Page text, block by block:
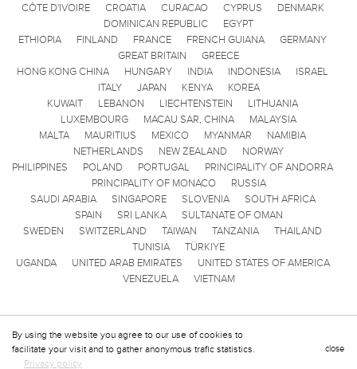
close
By using the website you agree to our use of cookies to
facilitate your visit and to gather anonymous trafic statistics.
Privacy policy
CÔTE D'IVOIRE
CROATIA CURACAO CYPRUS
DENMARK
DOMINICAN REPUBLIC
EGYPT
ETHIOPIA
FINLAND FRANCE FRENCH GUIANA
GERMANY
GREAT BRITAIN
GREECE
HONG KONG CHINA
HUNGARY INDIA INDONESIA
ISRAEL
ITALY
JAPAN KENYA
KOREA
KUWAIT
LEBANON LIECHTENSTEIN
LITHUANIA
LUXEMBOURG
MACAU SAR, CHINA
MALAYSIA
MALTA
MAURITIUS MEXICO MYANMAR
NAMIBIA
NETHERLANDS
NEW ZEALAND
NORWAY
PHILIPPINES
POLAND PORTUGAL
PRINCIPALITY OF ANDORRA
PRINCIPALITY OF MONACO
RUSSIA
SAUDI ARABIA
SINGAPORE SLOVENIA
SOUTH AFRICA
SPAIN
SRI LANKA
SULTANATE OF OMAN
SWEDEN
SWITZERLAND TAIWAN TANZANIA
THAILAND
TUNISIA
TÜRKIYE
UGANDA
UNITED ARAB EMIRATES
UNITED STATES OF AMERICA
VENEZUELA
VIETNAM